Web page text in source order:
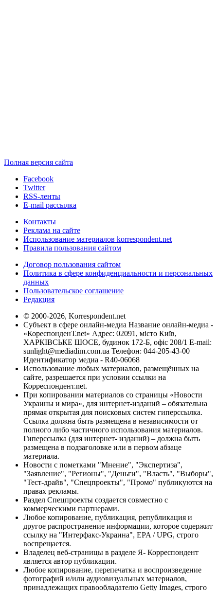
Полная версия сайта
Facebook
Twitter
RSS-ленты
E-mail рассылка
Контакты
Реклама на сайте
Использование материалов korrespondent.net
Правила пользования сайтом
Договор пользования сайтом
Политика в сфере конфиденциальности и персональных
данных
Пользовательское соглашение
Редакция
© 2000-2026, Korrespondent.net
Субъект в сфере онлайн-медиа Название онлайн-медиа -
«КореспонденТ.net» Адрес: 02091, місто Київ,
ХАРКІВСЬКЕ ШОСЕ, будинок 172-Б, офіс 208/1 E-mail:
sunlight@mediadim.com.ua Телефон: 044-205-43-00
Идентификатор медиа - R40-06068
Использование любых материалов, размещённых на
сайте, разрешается при условии ссылки на
Корреспондент.net.
При копировании материалов со страницы «Новости
Украины и мира», для интернет-изданий – обязательна
прямая открытая для поисковых систем гиперссылка.
Ссылка должна быть размещена в независимости от
полного либо частичного использования материалов.
Гиперссылка (для интернет- изданий) – должна быть
размещена в подзаголовке или в первом абзаце
материала.
Новости с пометками "Мнение", "Экспертиза",
"Заявление", "Регионы", "Деньги", "Власть", "Выборы",
"Тест-драйв", "Спецпроекты", "Промо" публикуются на
правах рекламы.
Раздел Спецпроекты создается совместно с
коммерческими партнерами.
Любое копирование, публикация, републикация и
другое распространение информации, которое содержит
ссылку на "Интерфакс-Украина", EPA / UPG, строго
воспрещается.
Владелец веб-страницы в разделе Я- Корреспондент
является автор публикации.
Любое копирование, перепечатка и воспроизведение
фотографий и/или аудиовизуальных материалов,
принадлежащих правообладателю Getty Images, строго